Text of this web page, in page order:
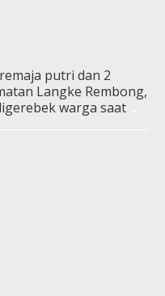
putri dan 2
Langke Rembong,
warga saat